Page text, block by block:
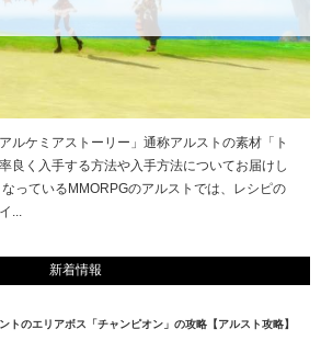
ルケミアストーリー」通称アルストの素材「ト
良く入手する方法や入手方法についてお届けし
っているMMORPGのアルストでは、レシピの
...
新着情報
トのエリアボス「チャンピオン」の攻略【アルスト攻略】